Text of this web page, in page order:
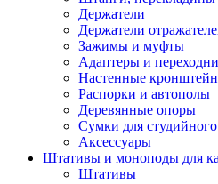
Держатели
Держатели
Зажимы и муфты
Адаптеры и
Настенные
Распорки и автополы
Деревянные опоры
Сумки для
Аксессуары
Штативы и моноподы для
Штативы